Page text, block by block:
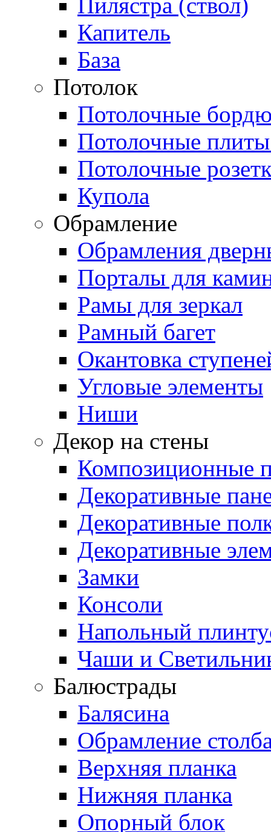
Пилястра (ствол)
Капитель
База
Потолок
Потолочные
Потолочные
Потолочные
Купола
Обрамление
Обрамления
Порталы для
Рамы для зеркал
Рамный багет
Окантовка
Угловые элементы
Ниши
Декор на стены
Композиционные
Декоративные
Декоративные
Декоративные
Замки
Консоли
Напольный
Чаши и
Балюстрады
Балясина
Обрамление
Верхняя планка
Нижняя планка
Опорный блок